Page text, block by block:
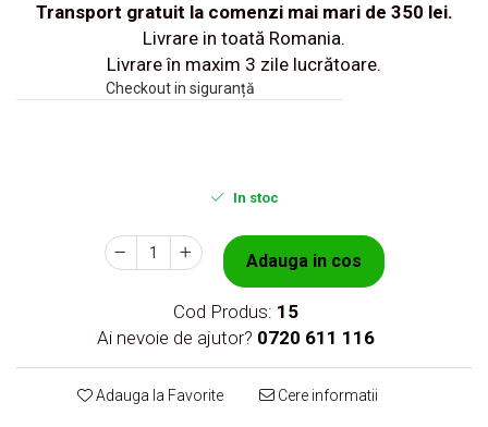
Transport gratuit la comenzi mai mari de 350 lei.
Livrare in toată Romania.
Livrare în maxim 3 zile lucrătoare.
Checkout in siguranță
In stoc
Adauga in cos
Cod Produs: 15
Ai nevoie de ajutor? 0720 611 116
Adauga la Favorite Cere informatii